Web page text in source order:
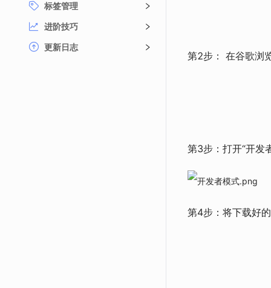
标签管理
进阶技巧
更新日志
第2步： 在谷歌浏
第3步：打开“开发
第4步：将下载好